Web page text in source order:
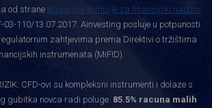
od strane Bugarske komisije za financijski nadzor
03-110/13.07.2017. Ainvesting posluje u potpunosti
zahtjevima prema Direktivi o tržištima
instrumenata (MiFID).
CFD-ovi su kompleksni instrumenti i dolaze s
gubitka novca radi poluge. 85.5% racuna malih